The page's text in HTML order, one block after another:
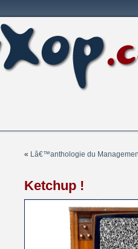
« Lâ€™anthologie du
Ketchup !